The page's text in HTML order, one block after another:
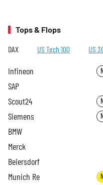
Tops & Flops
DAX US Tech 100 US
Infineon
SAP
Scout24
Siemens
BMW
Merck
Beiersdorf
Munich Re